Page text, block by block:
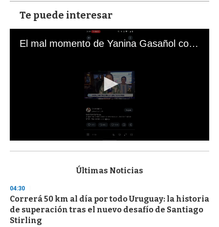
Te puede interesar
El mal momento de Yanina Gasañol con un hincha argentino en "Subrayado"
s
d
s
o
f
3
Últimas Noticias
04:30
Correrá 50 km al día por todo Uruguay: la historia
de superación tras el nuevo desafío de Santiago
Stirling